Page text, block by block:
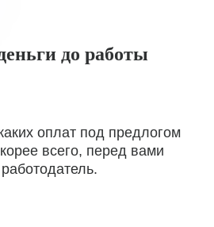
до работы
оплат под предлогом
всего, перед вами